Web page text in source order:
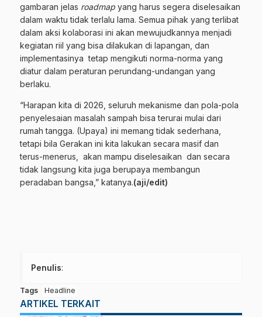
gambaran jelas roadmap yang harus segera diselesaikan
dalam waktu tidak terlalu lama. Semua pihak yang terlibat
dalam aksi kolaborasi ini akan mewujudkannya menjadi
kegiatan riil yang bisa dilakukan di lapangan, dan
implementasinya tetap mengikuti norma-norma yang
diatur dalam peraturan perundang-undangan yang
berlaku.
“Harapan kita di 2026, seluruh mekanisme dan pola-pola
penyelesaian masalah sampah bisa terurai mulai dari
rumah tangga. (Upaya) ini memang tidak sederhana,
tetapi bila Gerakan ini kita lakukan secara masif dan
terus-menerus, akan mampu diselesaikan dan secara
tidak langsung kita juga berupaya membangun
peradaban bangsa,” katanya.(aji/edit)
Penulis:
Tags Headline
ARTIKEL TERKAIT